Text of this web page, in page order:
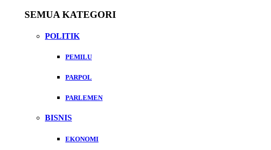
SEMUA KATEGORI
POLITIK
PEMILU
PARPOL
PARLEMEN
BISNIS
EKONOMI